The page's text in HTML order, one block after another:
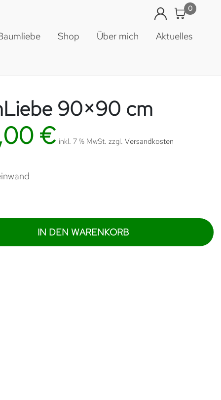
Shop Über mich Aktuelles
0
90×90 cm
€ inkl. 7 % MwSt. zzgl. Versandkosten
IN DEN WARENKORB